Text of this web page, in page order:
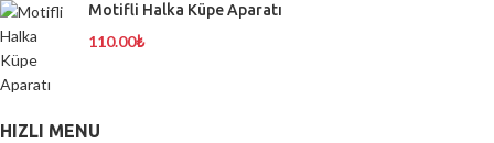
Motifli Halka Küpe Aparatı
110.00₺
HIZLI MENU